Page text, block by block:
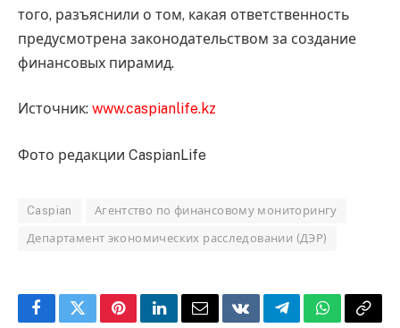
того, разъяснили о том, какая ответственность
предусмотрена законодательством за создание
финансовых пирамид.
Источник: www.caspianlife.kz
Фото редакции CaspianLife
Caspian Агентство по финансовому мониторингу
Департамент экономических расследовании (ДЭР)
FacebookTwitterPinterestLinkedInEmailVKontakteTelegramWhatsApp
Copy